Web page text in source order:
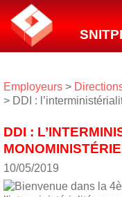
Employeurs >
> DDI :
DDI :
10/05/2019